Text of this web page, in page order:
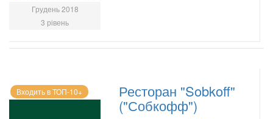
Грудень 2018
3 рівень
Входить в ТОП-10+ Ресторан "Sobkoff"
("Собкофф")